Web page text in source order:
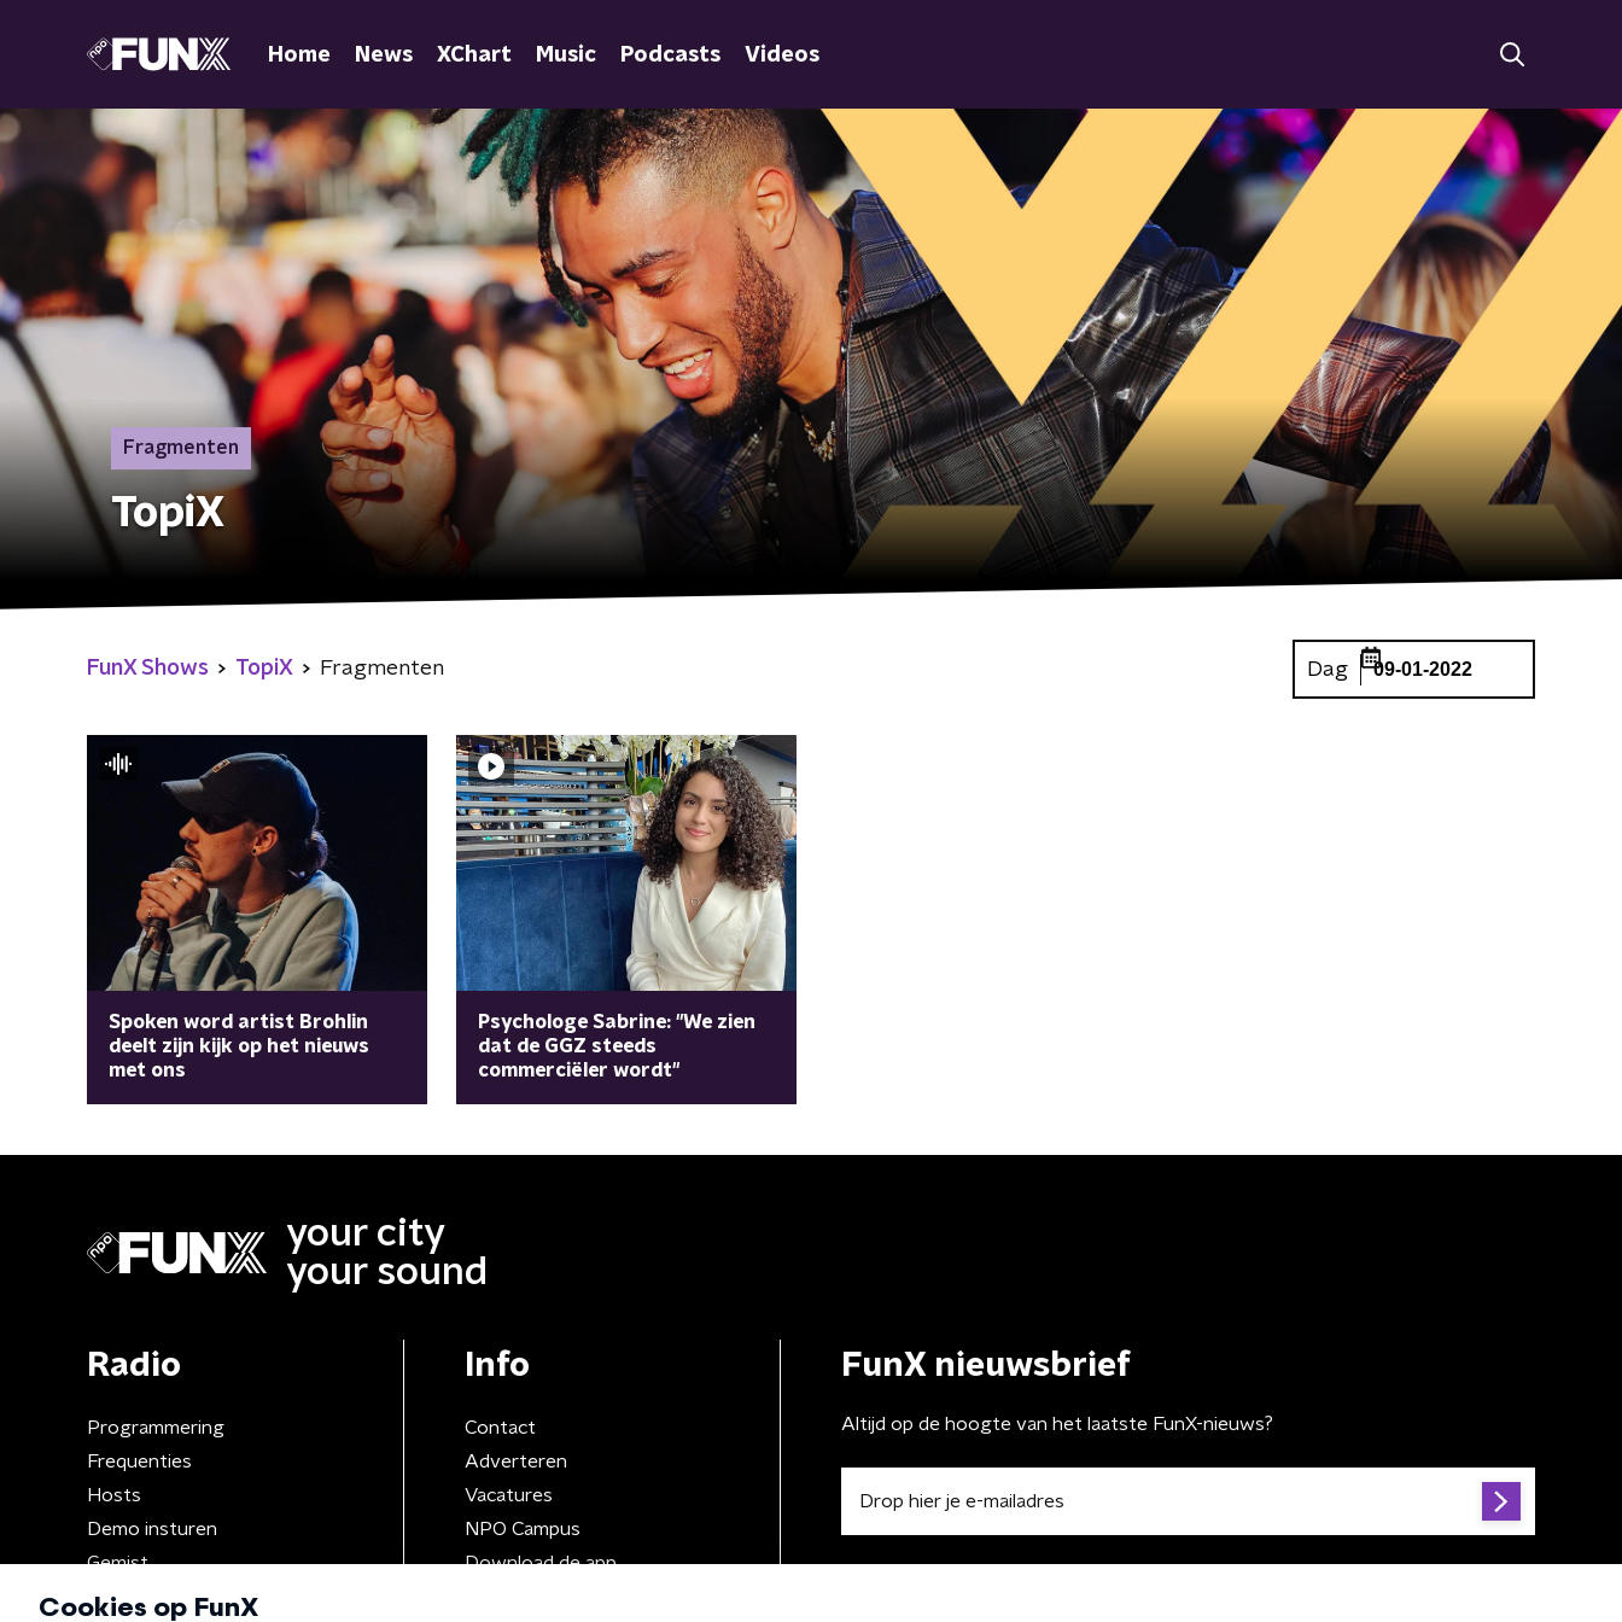
Home News XChart Music Podcasts Videos
Fragmenten
TopiX
FunX Shows TopiX Fragmenten Dag 09-01-2022
Spoken word artist Brohlin
deelt zijn kijk op het nieuws
met ons
Psychologe Sabrine: "We zien
dat de GGZ steeds
commerciëler wordt"
your city
your sound
Radio
Programmering
Frequenties
Hosts
Demo insturen
Gemist
Info
Contact
Adverteren
Vacatures
NPO Campus
Download de app
FunX nieuwsbrief
Altijd op de hoogte van het laatste FunX-nieuws?